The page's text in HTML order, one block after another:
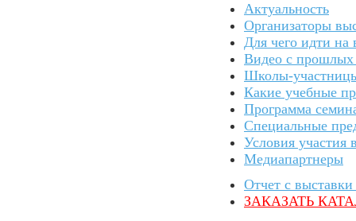
Актуальность
Организаторы
Для чего идти на
Видео с прошлых
Школы-
Какие учебные
Программа
Специальные
Условия участия
Медиапартнеры
Отчет с
ЗАКАЗАТЬ